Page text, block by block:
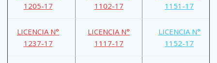
1205-17
1102-17
1151-17
LICENCIA N°
1237-17
LICENCIA N°
1117-17
LICENCIA N°
1152-17